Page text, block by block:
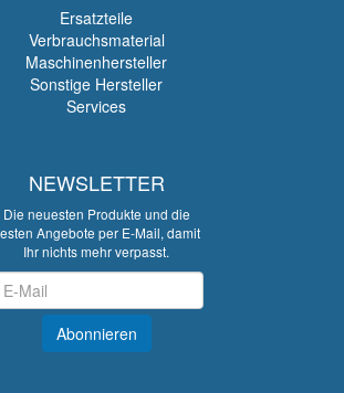
Ersatzteile
Verbrauchsmaterial
Maschinenhersteller
Sonstige Hersteller
Services
NEWSLETTER
Die neuesten Produkte und die
Angebote per E-Mail, damit
Ihr nichts mehr verpasst.
Abonnieren